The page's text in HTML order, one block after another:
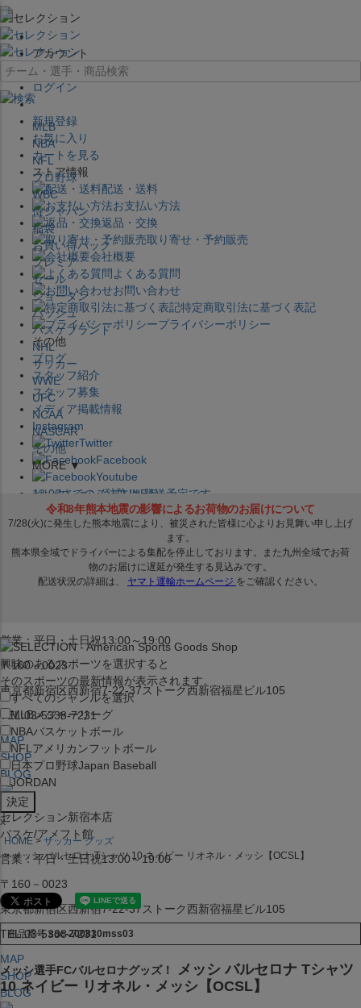
×
アカウント
ログイン
新規登録
お気に入り
カートを見る
ストア情報
配送・送料
お支払い方法
返品・交換
取り寄せ・予約販売
会社概要
よくある質問
お問い合わせ
特定商取引法に基づく表記
プライバシーポリシー
その他
ブログ
スタッフ紹介
スタッフ募集
メディア掲載情報
Instagram
Twitter
Facebook
Youtube
セレクション公式LINE@
営業：平日・土日祝13:00～19:00
〒160－0023
東京都新宿区西新宿7-22-37ストーク西新宿福星ビル105
TEL:03-5338-7231
MAP
SHOP
BLOG
セレクション新宿本店
バスケ/アメフト館
営業：平日・土日祝13:00～19:00
〒160－0023
東京都新宿区西新宿7-22-37ストーク西新宿福星ビル105
TEL:03-5338-7231
MAP
SHOP
BLOG
MLB
NBA
NFL
プロ野球
WBC
侍ジャパン
福袋
お買い得パック
プレミア
セール
ジョーダン
バッシュ
バスケブランド
NHL
サッカー
WWE
UFC
NCAA
NASCAR
その他
MORE ▼
12:00までのご注文は発送予定です。
在庫品は 1-3営業日内で発送!! ※お取寄せ商品は対象外
興味のあるスポーツを選択すると
そのスポーツの最新情報が表示されます。
すべてのジャンルを選択
MLBメジャーリーグ
NBAバスケットボール
NFL アメリカンフットボール
日本プロ野球Japan Baseball
JORDAN
x
HOME
サッカー グッズ
メッシ バルセロナ Tシャツ 10 ネイビー リオネル・メッシ【OCSL】
商品番号 soc-200830mss03
メッシ選手FCバルセロナグッズ！
メッシ バルセロナ Tシャツ
10 ネイビー リオネル・メッシ【OCSL】